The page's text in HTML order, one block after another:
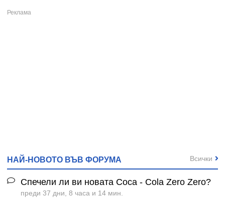
НАЙ-НОВОТО ВЪВ ФОРУМА
Спечели ли ви новата Coca - Cola Zero Zero?
преди 37 дни, 8 часа и 14 мин.
Всички